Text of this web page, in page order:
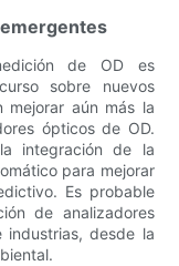
de OD es
sobre nuevos
mejorar aún más la
ópticos de OD.
integración de la
para mejorar
Es probable
de analizadores
desde la